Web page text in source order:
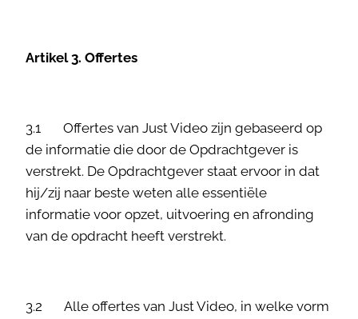
Artikel 3. Offertes
3.1 Offertes van Just Video zijn gebaseerd op
de informatie die door de Opdrachtgever is
verstrekt. De Opdrachtgever staat ervoor in dat
hij/zij naar beste weten alle essentiële
informatie voor opzet, uitvoering en afronding
van de opdracht heeft verstrekt.
3.2 Alle offertes van Just Video, in welke vorm